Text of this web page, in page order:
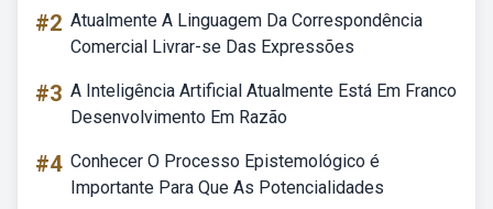
#2 Atualmente A Linguagem Da Correspondência
Comercial Livrar-se Das Expressões
#3 A Inteligência Artificial Atualmente Está Em Franco
Desenvolvimento Em Razão
#4 Conhecer O Processo Epistemológico é
Importante Para Que As Potencialidades